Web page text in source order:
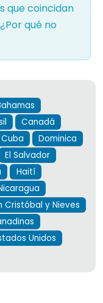
que coincidan
qué no
Canadá
Cuba
Dominica
El Salvador
Haití
Cristóbal y Nieves
Unidos